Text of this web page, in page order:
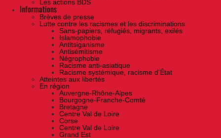
Les actions BDS
Informations
Brèves de presse
Lutte contre les racismes et les discriminations
Sans-papiers, réfugiés, migrants, exilés
Islamophobie
Antitsiganisme
Antisémitisme
Négrophobie
Racisme anti-asiatique
Racisme systémique, racisme d'État
Atteintes aux libertés
En région
Auvergne-Rhône-Alpes
Bourgogne-Franche-Comté
Bretagne
Centre Val de Loire
Corse
Centre Val de Loire
Grand Est